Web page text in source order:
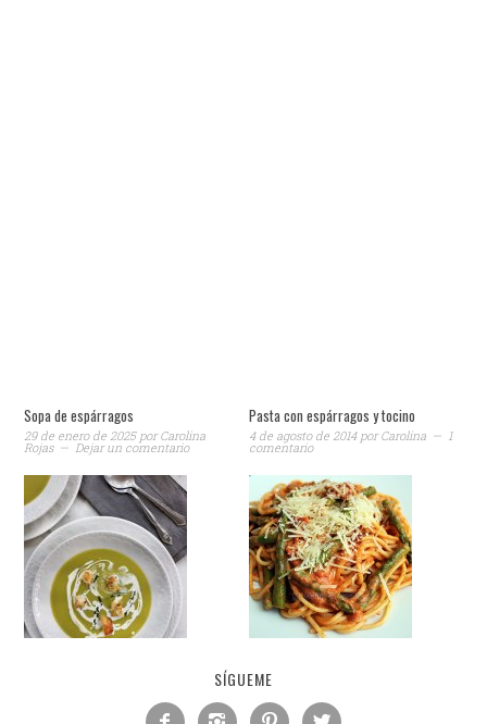
Sopa de espárragos
29 de enero de 2025porCarolina
Rojas Dejar un comentario
Pasta con espárragos y tocino
4 de agosto de 2014porCarolina 1
comentario
SÍGUEME